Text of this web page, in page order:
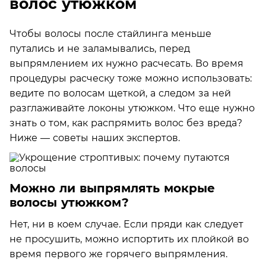
волос утюжком
Чтобы волосы после стайлинга меньше
путались и не заламывались, перед
выпрямлением их нужно расчесать. Во время
процедуры расческу тоже можно использовать:
ведите по волосам щеткой, а следом за ней
разглаживайте локоны утюжком. Что еще нужно
знать о том, как распрямить волос без вреда?
Ниже — советы наших экспертов.
Можно ли выпрямлять мокрые
волосы утюжком?
Нет, ни в коем случае. Если пряди как следует
не просушить, можно испортить их плойкой во
время первого же горячего выпрямления.